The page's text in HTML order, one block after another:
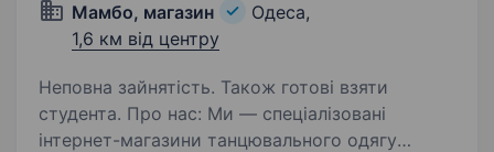
Мамбо, магазин
Одеса,
1,6 км від центру
Неповна зайнятість. Також готові взяти
студента. Про нас: Ми — спеціалізовані
інтернет-магазини танцювального одягу